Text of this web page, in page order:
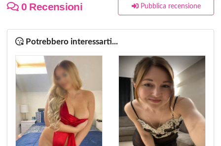
0 Recensioni Pubblica recensione
Potrebbero interessarti...